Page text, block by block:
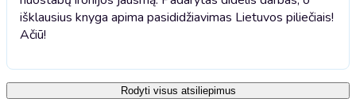
išklausius knyga apima pasididžiavimas Lietuvos piliečiais!
Ačiū!
Rodyti visus atsiliepimus